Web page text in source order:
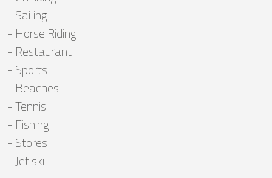
- Sailing
- Horse Riding
- Restaurant
- Sports
- Beaches
- Tennis
- Fishing
- Stores
- Jet ski